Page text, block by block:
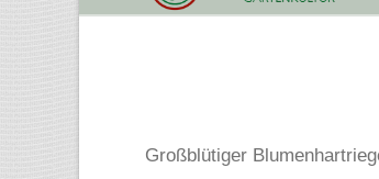
REINHARD
Großblütiger